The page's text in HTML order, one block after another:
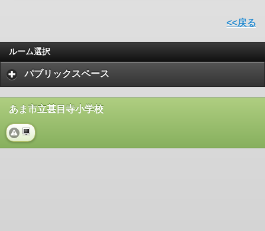
<<戻る
ルーム選択
パブリックスペース
あま市立甚目寺小学校